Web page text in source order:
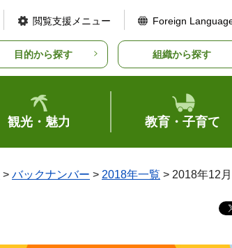
閲覧支援メニュー Foreign
目的から探す 組織から探す
観光・魅力 教育・子育て
> バックナンバー > 2018年一覧 > 2018年12